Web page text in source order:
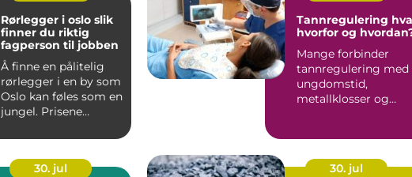
Rørlegger i oslo slik
finner du riktig
fagperson til jobben
Å finne en pålitelig
rørlegger i en by som
Oslo kan føles som en
jungel. Prisene
Tannregulering hva,
hvorfor og
Mange forbinder
tannregulering med
ungdomstid,
metallklosser og
30. jul
30. jul